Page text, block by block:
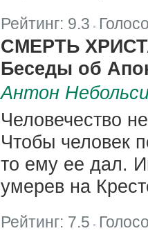
Рейтинг: 9.3
СМЕРТЬ
Беседы об
Антон
Человечество
Чтобы человек
то ему ее дал.
умерев на
Рейтинг: 7.5